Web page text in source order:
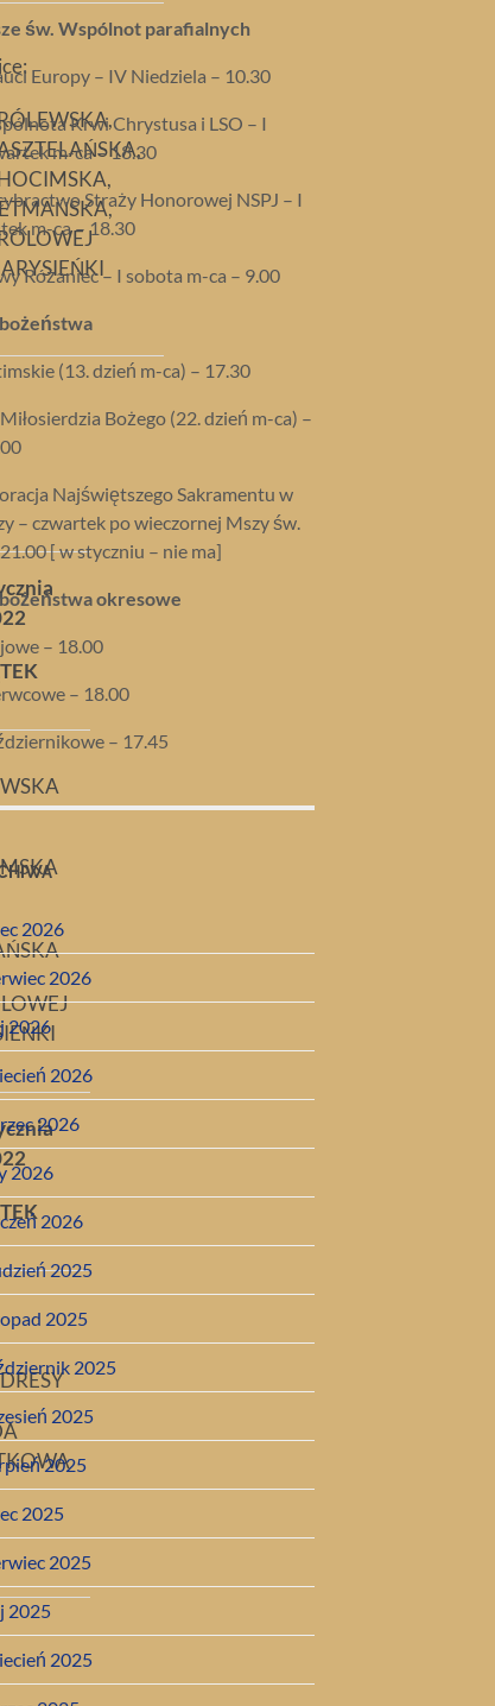
św. Wspólnot parafialnych
Europy – IV Niedziela – 10.30
Krwi Chrystusa i LSO – I
m-ca – 18.30
Straży Honorowej NSPJ – I
m-ca – 18.30
Różaniec – I sobota m-ca – 9.00
(13. dzień m-ca) – 17.30
Bożego (22. dzień m-ca) –
Najświętszego Sakramentu w
– czwartek po wieczornej Mszy św.
[ w styczniu – nie ma]
okresowe
– 18.00
– 18.00
– 17.45
2026
2026
2026
2026
2026
2026
2026
2025
2025
2025
2025
2025
2025
2025
2025
2025